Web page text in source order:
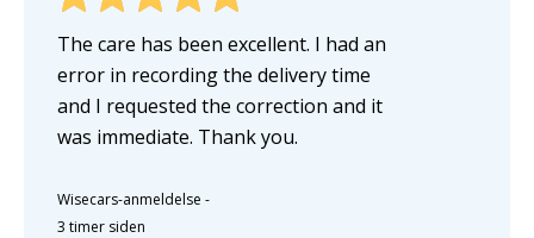
The care has been excellent. I had an
error in recording the delivery time
and I requested the correction and it
was immediate. Thank you.
Wisecars-anmeldelse -
3 timer siden